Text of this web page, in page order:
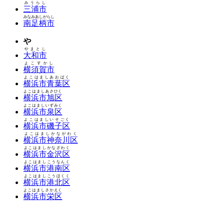
三浦市
みうらし
南足柄市
みなみあしがらし
や
大和市
やまとし
横須賀市
よこすかし
横浜市青葉区
よこはましあおばく
横浜市旭区
よこはましあさひく
横浜市泉区
よこはましいずみく
横浜市磯子区
よこはましいそごく
横浜市神奈川区
よこはましかながわく
横浜市金沢区
よこはましかなざわく
横浜市港南区
よこはましこうなんく
横浜市港北区
よこはましこうほくく
横浜市栄区
よこはましさかえく